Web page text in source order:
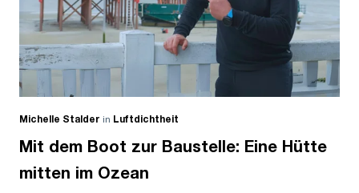
Michelle Stalder in Luftdichtheit
Mit dem Boot zur Baustelle: Eine Hütte
mitten im Ozean